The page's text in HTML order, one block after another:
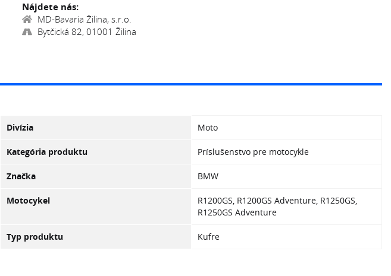
Nájdete nás:
MD-Bavaria Žilina, s.r.o.
Bytčická 82, 01001 Žilina
Divízia Moto
Kategória produktu Príslušenstvo pre motocykle
Značka BMW
Motocykel
R1200GS, R1200GS Adventure, R1250GS,
R1250GS Adventure
Typ produktu Kufre